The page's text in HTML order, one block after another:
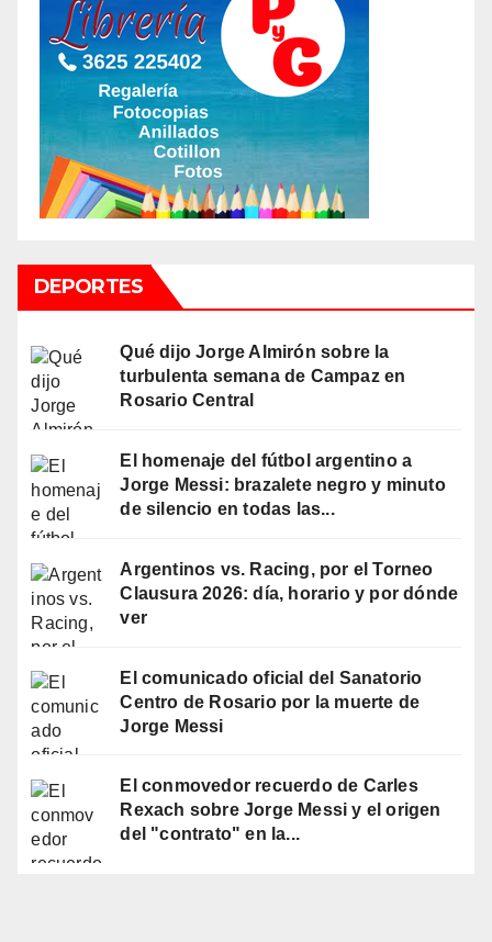
DEPORTES
Qué dijo Jorge Almirón sobre la
turbulenta semana de Campaz en
Rosario Central
El homenaje del fútbol argentino a
Jorge Messi: brazalete negro y minuto
de silencio en todas las...
Argentinos vs. Racing, por el Torneo
Clausura 2026: día, horario y por dónde
ver
El comunicado oficial del Sanatorio
Centro de Rosario por la muerte de
Jorge Messi
El conmovedor recuerdo de Carles
Rexach sobre Jorge Messi y el origen
del "contrato" en la...